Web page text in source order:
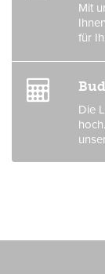
Mit
für
Die